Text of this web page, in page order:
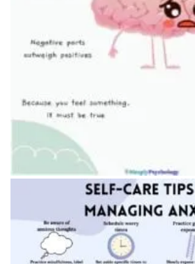
Женщина проверяет замок на двери